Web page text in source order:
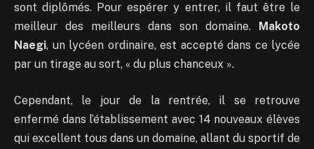
sont diplômés. Pour espérer y entrer, il faut être le
meilleur des meilleurs dans son domaine.
Makoto
Naegi, un lycéen ordinaire, est accepté dans ce lycée
par un tirage au sort, « du plus chanceux ».
Cependant, le jour de la rentrée, il se retrouve
enfermé dans l’établissement avec 14 nouveaux élèves
qui excellent tous dans un domaine, allant du sportif de